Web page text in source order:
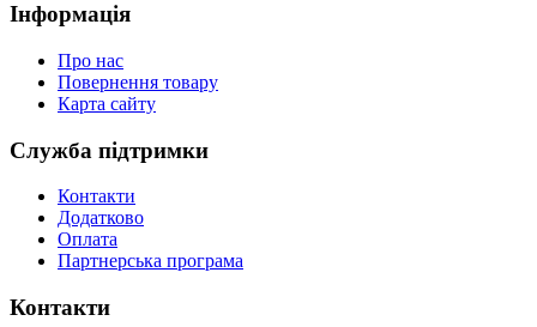
Інформація
Про нас
Повернення товару
Карта сайту
Служба підтримки
Контакти
Додатково
Оплата
Партнерська програма
Контакти